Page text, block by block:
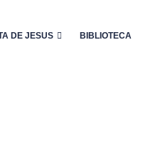
DE JESUS BIBLIOTECA